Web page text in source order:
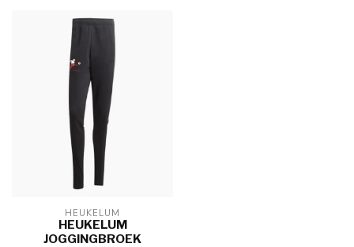
HEUKELUM
HEUKELUM
JOGGINGBROEK